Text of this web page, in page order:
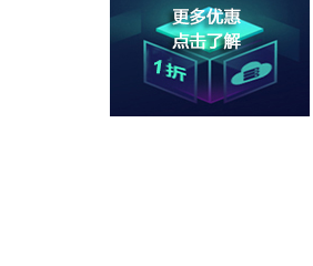
用的服务器可以让您身临其境，